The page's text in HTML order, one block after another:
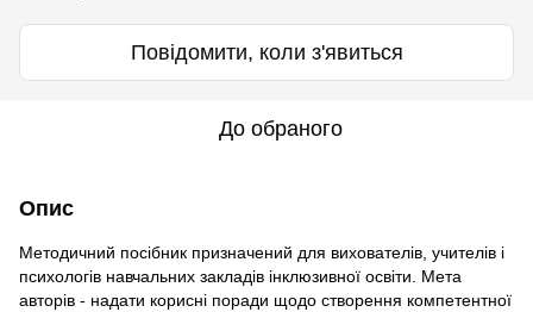
Повідомити, коли з'явиться
До обраного
Опис
Методичний посібник призначений для вихователів, учителів і
психологів навчальних закладів інклюзивної освіти. Мета
авторів - надати корисні поради щодо створення компетентної